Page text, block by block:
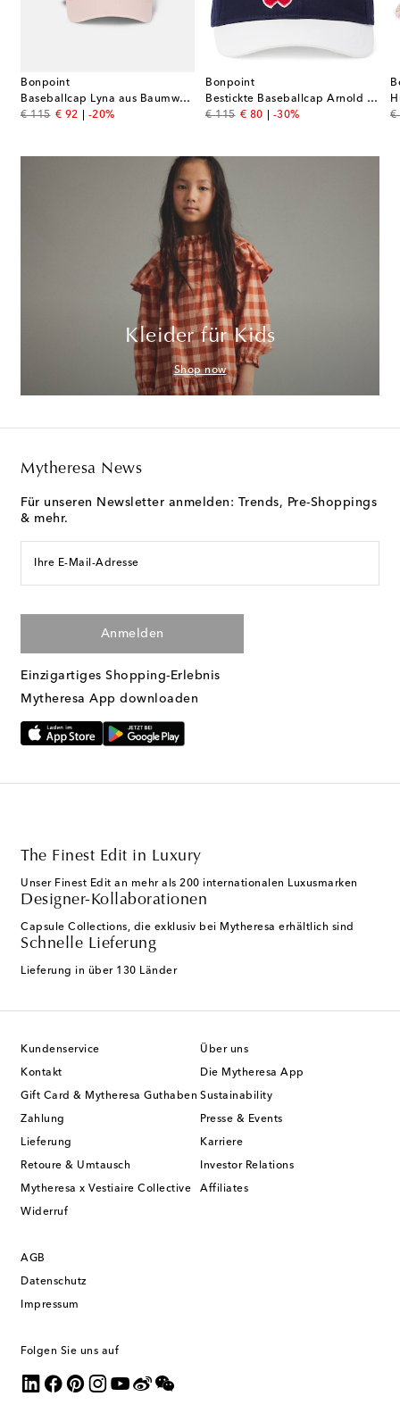
Bonpoint
Baseballcap Lyna aus Baumwolle
€ 115
original price
€ 92
discount price
-20%
Bonpoint
Bestickte Baseballcap Arnold aus Baumwolle
€ 115
original price
€ 80
discount price
-30%
€
Kleider für Kids
Shop now
Mytheresa News
Für unseren Newsletter anmelden: Trends, Pre-Shoppings
& mehr.
Ihre E-Mail-Adresse
Anmelden
Einzigartiges Shopping-Erlebnis
Mytheresa App downloaden
The Finest Edit in Luxury
Unser Finest Edit an mehr als 200 internationalen Luxusmarken
Designer-Kollaborationen
Capsule Collections, die exklusiv bei Mytheresa erhältlich sind
Schnelle Lieferung
Lieferung in über 130 Länder
Kundenservice
Kontakt
Gift Card & Mytheresa Guthaben
Zahlung
Lieferung
Retoure & Umtausch
Mytheresa x Vestiaire Collective
Widerruf
Über uns
Die Mytheresa App
Sustainability
Presse & Events
Karriere
Investor Relations
Affiliates
AGB
Datenschutz
Impressum
Folgen Sie uns auf